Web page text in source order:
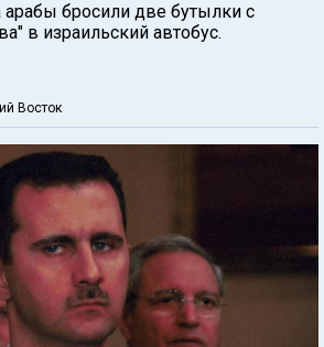
бросили две бутылки с
в израильский автобус.
Восток